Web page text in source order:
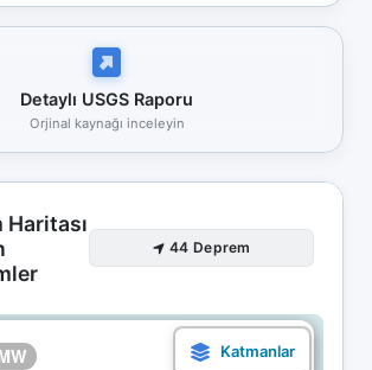
Detaylı USGS Raporu
Orjinal kaynağı inceleyin
Haritası
44 Deprem
22.04 16:27
×